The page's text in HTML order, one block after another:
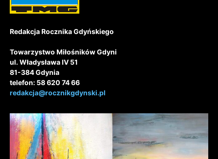
Redakcja Rocznika Gdyńskiego
Towarzystwo Miłośników Gdyni
ul. Władysława IV 51
81-384 Gdynia
telefon: 58 620 74 66
redakcja@rocznikgdynski.pl